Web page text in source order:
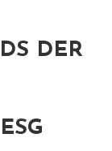
DER